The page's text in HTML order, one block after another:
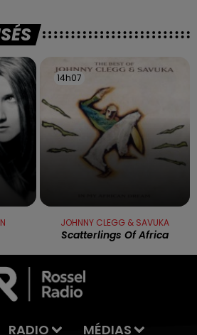
14h07
14h07
JOHNNY CLEGG & SAVUKA
Scatterlings Of Africa
RADIO MÉDIAS